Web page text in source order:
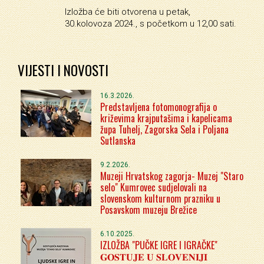
Izložba će biti otvorena u petak,
30.kolovoza 2024., s početkom u 12,00 sati.
VIJESTI I NOVOSTI
16.3.2026.
Predstavljena fotomonografija o
križevima krajputašima i kapelicama
župa Tuhelj, Zagorska Sela i Poljana
Sutlanska
9.2.2026.
Muzeji Hrvatskog zagorja- Muzej "Staro
selo" Kumrovec sudjelovali na
slovenskom kulturnom prazniku u
Posavskom muzeju Brežice
6.10.2025.
IZLOŽBA "PUČKE IGRE I IGRAČKE"
𝐆𝐎𝐒𝐓𝐔𝐉𝐄 𝐔 𝐒𝐋𝐎𝐕𝐄𝐍𝐈𝐉𝐈